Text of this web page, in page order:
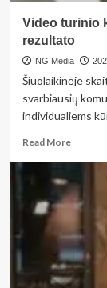
Video turinio
rezultato
NG Media
Šiuolaikinėje
svarbiausių
individualiems
Read MoreRead
Video
turinio
nuo
iki